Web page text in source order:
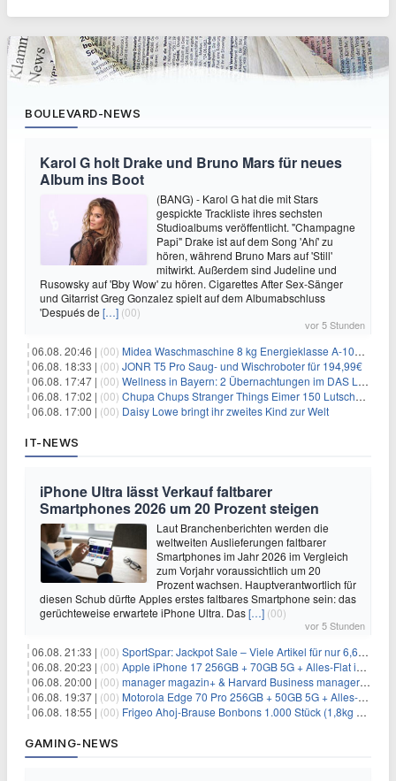
BOULEVARD-NEWS
Karol G holt Drake und Bruno Mars für neues
Album ins Boot
(BANG) - Karol G hat die mit Stars
gespickte Trackliste ihres sechsten
Studioalbums veröffentlicht. "Champagne
Papi" Drake ist auf dem Song 'Ahí' zu
hören, während Bruno Mars auf 'Still'
mitwirkt. Außerdem sind Judeline und
Rusowsky auf 'Bby Wow' zu hören. Cigarettes After Sex-Sänger
und Gitarrist Greg Gonzalez spielt auf dem Albumabschluss
'Después de […] (00)
vor 5 Stunden
06.08. 20:46 | (00) Midea Waschmaschine 8 kg Energieklasse A-10% 1400 U/Min für 289,97€
06.08. 18:33 | (00) JONR T5 Pro Saug- und Wischroboter für 194,99€
06.08. 17:47 | (00) Wellness in Bayern: 2 Übernachtungen im DAS LUDWIG Sports Resort inkl. HP + Wellness ab 174€ p.P.
06.08. 17:02 | (00) Chupa Chups Stranger Things Eimer 150 Lutscher für 21,95€
06.08. 17:00 | (00) Daisy Lowe bringt ihr zweites Kind zur Welt
IT-NEWS
iPhone Ultra lässt Verkauf faltbarer
Smartphones 2026 um 20 Prozent steigen
Laut Branchenberichten werden die
weltweiten Auslieferungen faltbarer
Smartphones im Jahr 2026 im Vergleich
zum Vorjahr voraussichtlich um 20
Prozent wachsen. Hauptverantwortlich für
diesen Schub dürfte Apples erstes faltbares Smartphone sein: das
gerüchteweise erwartete iPhone Ultra. Das[…] (00)
vor 5 Stunden
06.08. 21:33 | (00) SportSpar: Jackpot Sale – Viele Artikel für nur 6,66€ – nur 48 Stunden
06.08. 20:23 | (00) Apple iPhone 17 256GB + 70GB 5G + Alles-Flat im Vodafone-Netz für 34,99€/Monat – eff. 4,65€/Monat
06.08. 20:00 | (00) manager magazin+ & Harvard Business manager+ Digital-Kombi-Abo 1 Monat kostenlos
06.08. 19:37 | (00) Motorola Edge 70 Pro 256GB + 50GB 5G + Alles-Flat im Vodafone-Netz für 19,99€/Monat – eff. 0,61€/Monat
06.08. 18:55 | (00) Frigeo Ahoj-Brause Bonbons 1.000 Stück (1,8kg Eimer) für 6,29€
GAMING-NEWS